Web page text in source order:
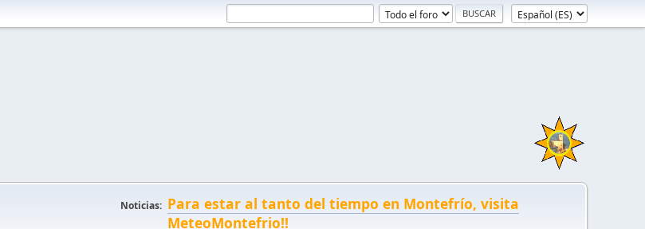
Noticias: Para estar al tanto del tiempo en Montefrío, visita
MeteoMontefrio!!